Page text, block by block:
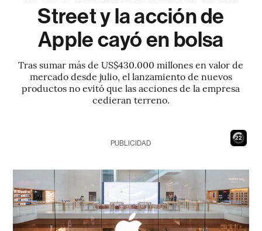
Street y la acción de
Apple cayó en bolsa
Tras sumar más de US$430.000 millones en valor de
mercado desde julio, el lanzamiento de nuevos
productos no evitó que las acciones de la empresa
cedieran terreno.
21
PUBLICIDAD